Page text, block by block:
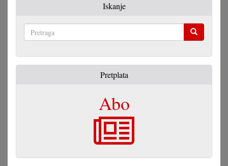
Iskanje
Pretplata
Abo